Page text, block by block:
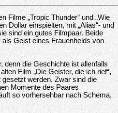
Filme „Tropic Thunder” und „Wie
Dollar einspielten, mit „Alias“- und
sind ein gutes Filmpaar. Beide
als Geist eines Frauenhelds von
denn die Geschichte ist allenfalls
Film „Die Geister, die ich rief“,
werden. Zwar sind die
Momente des Paares
so vorhersehbar nach Schema,